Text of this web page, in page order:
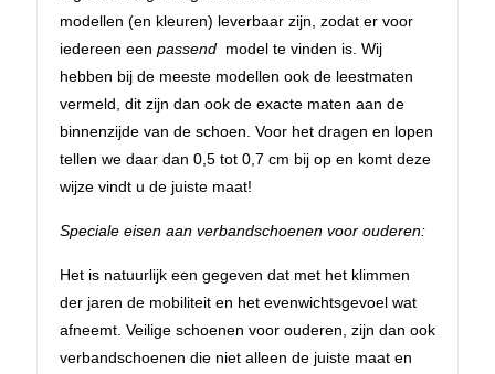
modellen (en kleuren) leverbaar zijn, zodat er voor
iedereen een passend model te vinden is. Wij
hebben bij de meeste modellen ook de leestmaten
vermeld, dit zijn dan ook de exacte maten aan de
binnenzijde van de schoen. Voor het dragen en lopen
tellen we daar dan 0,5 tot 0,7 cm bij op en komt deze
wijze vindt u de juiste maat!
Speciale eisen aan verbandschoenen voor ouderen:
Het is natuurlijk een gegeven dat met het klimmen
der jaren de mobiliteit en het evenwichtsgevoel wat
afneemt. Veilige schoenen voor ouderen, zijn dan ook
verbandschoenen die niet alleen de juiste maat en